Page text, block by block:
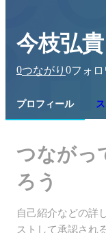
今枝弘貴
0つながり 0フォロ
プロフィール
つながっ
ろう
自己紹介などの詳
ストして承認され